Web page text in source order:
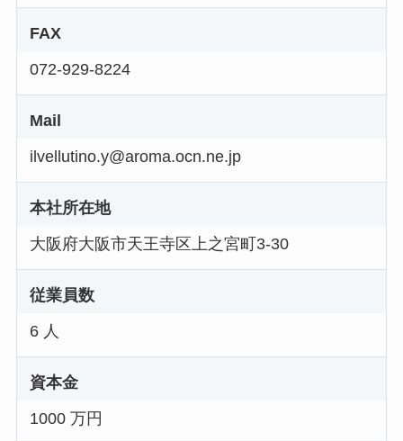
FAX
072-929-8224
Mail
ilvellutino.y@aroma.ocn.ne.jp
本社所在地
大阪府大阪市天王寺区上之宮町3-30
従業員数
6 人
資本金
1000 万円